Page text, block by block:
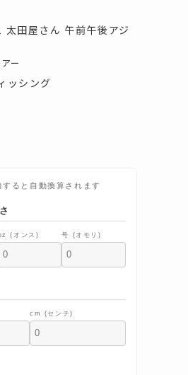
田屋さん 午前午後アジ
ー
ッシング
すると自動換算されます
(オンス) 号 (オモリ)
cm (センチ)